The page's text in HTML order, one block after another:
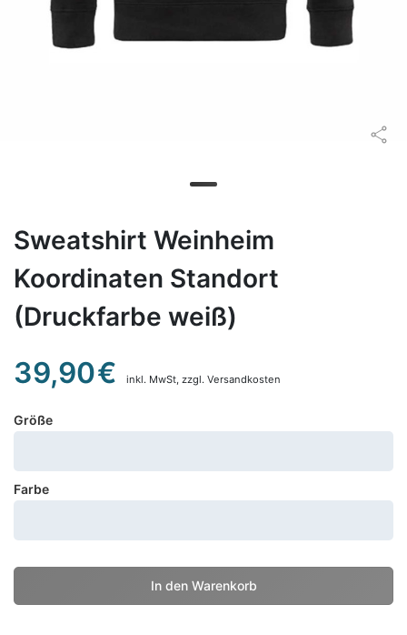
Sweatshirt Weinheim
Koordinaten Standort
(Druckfarbe weiß)
39,90€ inkl. MwSt, zzgl. Versandkosten
Größe
Farbe